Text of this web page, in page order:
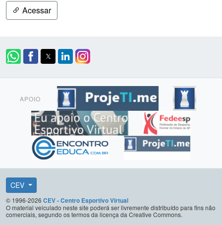
Acessar
APOIO
CEV
© 1996-2026 CEV - Centro Esportivo Virtual
O material veiculado neste site poderá ser livremente distribuído para fins não
comerciais, segundo os termos da licença da Creative Commons.